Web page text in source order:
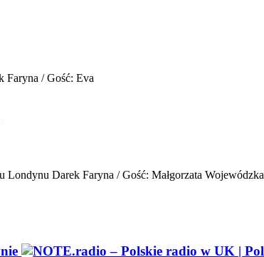
Faryna / Gość: Eva
Londynu Darek Faryna / Gość: Małgorzata Wojewódzka